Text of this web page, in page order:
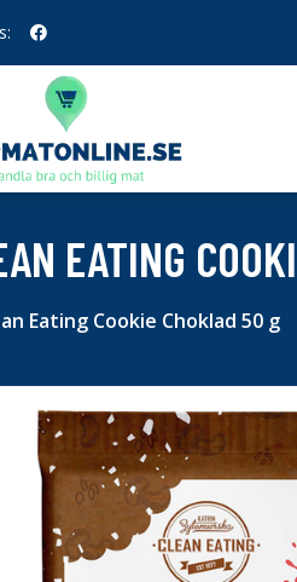
EATING
Eating Cookie Choklad 50 g